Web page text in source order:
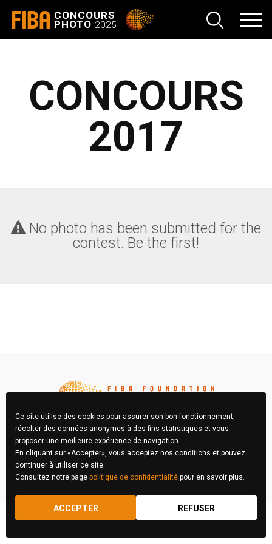
FIBA CONCOURS
PHOTO 2025
CONCOURS
2017
No photo has been submitted for the
contest. Be the first!
FIBA Concours Photo © 2026 Tous droits réservés
RÈGLEMENT MENTIONS LÉGALES
Ce site utilise des cookies pour assurer son bon fonctionnement,
récolter des données anonymes à des fins statistiques et vous
proposer une meilleure expérience de navigation.
En cliquant sur «Accepter», vous acceptez nos conditions et pouvez
continuer à utiliser ce site.
Consultez notre page politique de confidentialité pour en savoir plus.
ACCEPTER REFUSER